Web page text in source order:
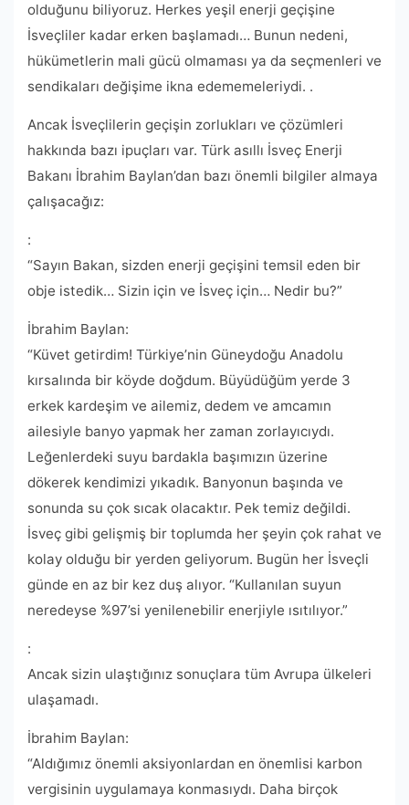
olduğunu biliyoruz. Herkes yeşil enerji geçişine
İsveçliler kadar erken başlamadı… Bunun nedeni,
hükümetlerin mali gücü olmaması ya da seçmenleri ve
sendikaları değişime ikna edememeleriydi. .
Ancak İsveçlilerin geçişin zorlukları ve çözümleri
hakkında bazı ipuçları var. Türk asıllı İsveç Enerji
Bakanı İbrahim Baylan’dan bazı önemli bilgiler almaya
çalışacağız:
:
“Sayın Bakan, sizden enerji geçişini temsil eden bir
obje istedik… Sizin için ve İsveç için… Nedir bu?”
İbrahim Baylan:
“Küvet getirdim! Türkiye’nin Güneydoğu Anadolu
kırsalında bir köyde doğdum. Büyüdüğüm yerde 3
erkek kardeşim ve ailemiz, dedem ve amcamın
ailesiyle banyo yapmak her zaman zorlayıcıydı.
Leğenlerdeki suyu bardakla başımızın üzerine
dökerek kendimizi yıkadık. Banyonun başında ve
sonunda su çok sıcak olacaktır. Pek temiz değildi.
İsveç gibi gelişmiş bir toplumda her şeyin çok rahat ve
kolay olduğu bir yerden geliyorum. Bugün her İsveçli
günde en az bir kez duş alıyor. “Kullanılan suyun
neredeyse %97’si yenilenebilir enerjiyle ısıtılıyor.”
:
Ancak sizin ulaştığınız sonuçlara tüm Avrupa ülkeleri
ulaşamadı.
İbrahim Baylan:
“Aldığımız önemli aksiyonlardan en önemlisi karbon
vergisinin uygulamaya konmasıydı. Daha birçok